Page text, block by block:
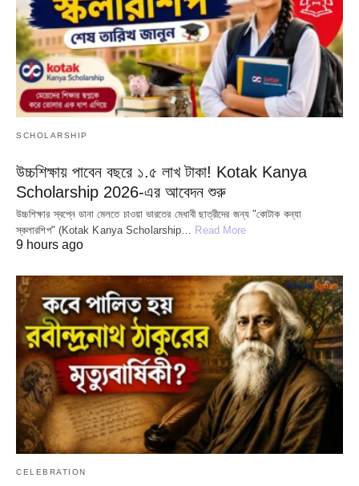
SCHOLARSHIP
উচ্চশিক্ষায় পাবেন বছরে ১.৫ লাখ টাকা! Kotak Kanya
Scholarship 2026-এর আবেদন শুরু
উচ্চশিক্ষার স্বপ্নে ডানা মেলতে চাওয়া ভারতের মেধাবী ছাত্রীদের জন্য "কোটাক কন্যা
স্কলারশিপ" (Kotak Kanya Scholarship…
Read More
9 hours ago
CELEBRATION